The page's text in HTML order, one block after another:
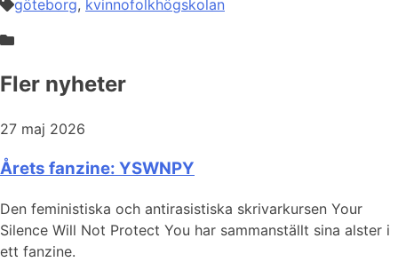
göteborg, kvinnofolkhögskolan
Fler nyheter
27 maj 2026
Årets fanzine: YSWNPY
Den feministiska och antirasistiska skrivarkursen Your
Silence Will Not Protect You har sammanställt sina alster i
ett fanzine.